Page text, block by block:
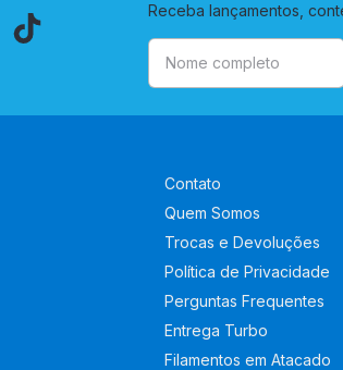
Receba lançamentos,
Contato
Quem Somos
Trocas e Devoluções
Política de Privacidade
Perguntas Frequentes
Entrega Turbo
Filamentos em Atacado